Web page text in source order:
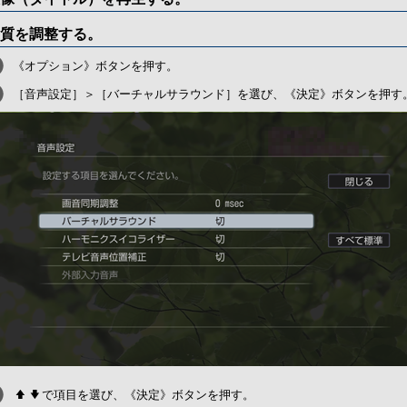
を調整する。
《オプション》ボタンを押す。
［音声設定］＞［バーチャルサラウンド］を選び、《決定》ボタンを押す
で項目を選び、《決定》ボタンを押す。